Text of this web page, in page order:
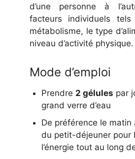
d’une personne à
facteurs individuels tels
métabolisme, le type
niveau d’activité physique.
Mode d’emploi
Prendre 2 gélules par
grand verre d’eau
De préférence le matin
du petit-déjeuner pour
l’énergie tout au long